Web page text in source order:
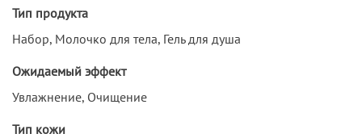
Тип продукта
Набор, Молочко для тела, Гель для душа
Ожидаемый эффект
Увлажнение, Очищение
Тип кожи